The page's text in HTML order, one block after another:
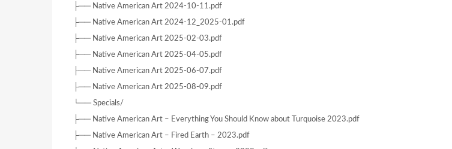
├── Native American Art 2024-10-11.pdf
├── Native American Art 2024-12_2025-01.pdf
├── Native American Art 2025-02-03.pdf
├── Native American Art 2025-04-05.pdf
├── Native American Art 2025-06-07.pdf
├── Native American Art 2025-08-09.pdf
└── Specials/
├── Native American Art – Everything You Should Know about Turquoise 2023.pdf
├── Native American Art – Fired Earth – 2023.pdf